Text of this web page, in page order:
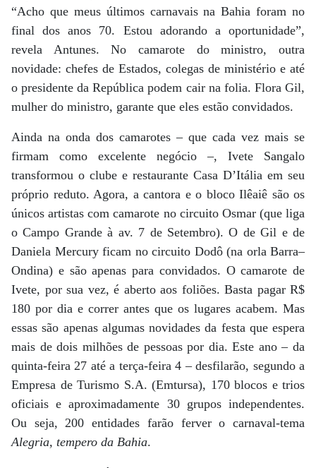
“Acho que meus últimos carnavais na Bahia foram no
final dos anos 70. Estou adorando a oportunidade”,
revela Antunes. No camarote do ministro, outra
novidade: chefes de Estados, colegas de ministério e até
o presidente da República podem cair na folia. Flora Gil,
mulher do ministro, garante que eles estão convidados.
Ainda na onda dos camarotes – que cada vez mais se
firmam como excelente negócio –, Ivete Sangalo
transformou o clube e restaurante Casa D’Itália em seu
próprio reduto. Agora, a cantora e o bloco Ilêaiê são os
únicos artistas com camarote no circuito Osmar (que liga
o Campo Grande à av. 7 de Setembro). O de Gil e de
Daniela Mercury ficam no circuito Dodô (na orla Barra–
Ondina) e são apenas para convidados. O camarote de
Ivete, por sua vez, é aberto aos foliões. Basta pagar R$
180 por dia e correr antes que os lugares acabem. Mas
essas são apenas algumas novidades da festa que espera
mais de dois milhões de pessoas por dia. Este ano – da
quinta-feira 27 até a terça-feira 4 – desfilarão, segundo a
Empresa de Turismo S.A. (Emtursa), 170 blocos e trios
oficiais e aproximadamente 30 grupos independentes.
Ou seja, 200 entidades farão ferver o carnaval-tema
Alegria, tempero da Bahia.